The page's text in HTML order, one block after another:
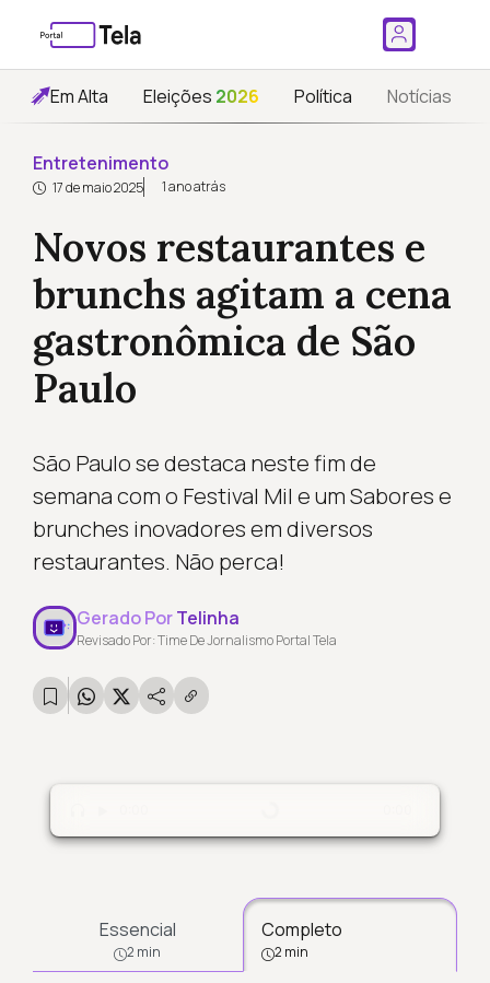
Em Alta Eleições 2026 Política Notícias
Entretenimento
17 de maio 2025 1 ano atrás
Novos restaurantes e
brunchs agitam a cena
gastronômica de São
Paulo
São Paulo se destaca neste fim de
semana com o Festival Mil e um Sabores e
brunches inovadores em diversos
restaurantes. Não perca!
Gerado PorTelinha
Revisado Por: Time De Jornalismo Portal Tela
Carregando...
Essencial
2 min
Completo
2 min